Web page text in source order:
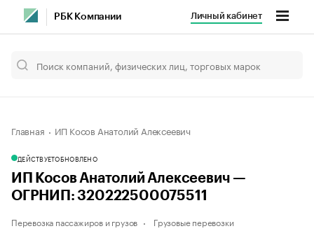
РБК Компании Личный кабинет
Главная ИП Косов Анатолий Алексеевич
ДЕЙСТВУЕТОБНОВЛЕНО
ИП Косов Анатолий Алексеевич —
ОГРНИП: 320222500075511
Перевозка пассажиров и грузов Грузовые перевозки